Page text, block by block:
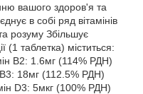
вашого здоров'я та
в собі ряд вітамінів
розуму Збільшує
(1 таблетка) міститься:
B2: 1.6мг (114% РДН)
18мг (112.5% РДН)
D3: 5мкг (100% РДН)